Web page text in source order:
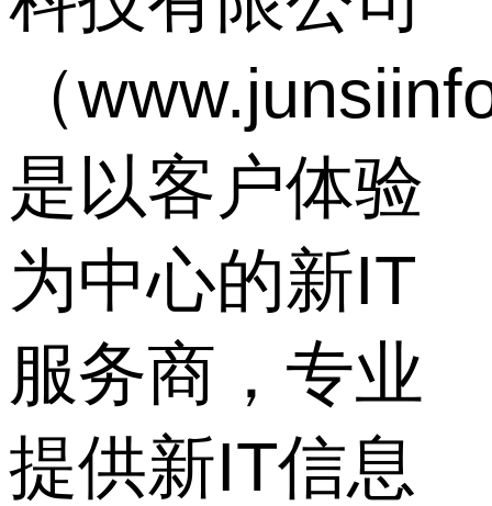
（
是以客户体验
为中心的新IT
服务商，专业
提供新IT信息